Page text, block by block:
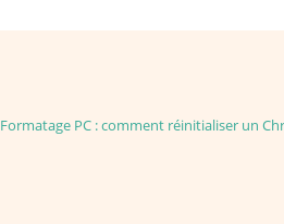
Formatage PC : comment réinitialiser un